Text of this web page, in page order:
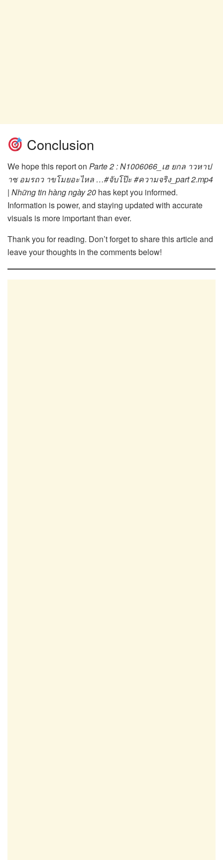
Conclusion
We hope this report on Parte 2 : N1006066_เฮ ยกล าวหาป
าซ อมรถว าขโมยอะไหล …#จับโป๊ะ #ความจริง_part 2.mp4
| Những tin hàng ngày 20 has kept you informed.
Information is power, and staying updated with accurate
visuals is more important than ever.
Thank you for reading. Don’t forget to share this article and
leave your thoughts in the comments below!